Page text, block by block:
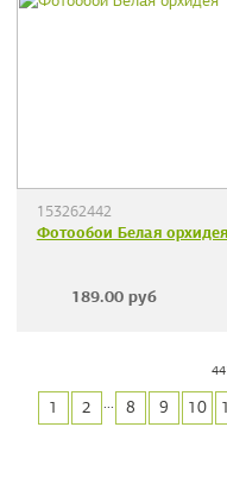
153262442
Фотообои Белая орхидея
189.00 руб
1 2 ... 8 9 10